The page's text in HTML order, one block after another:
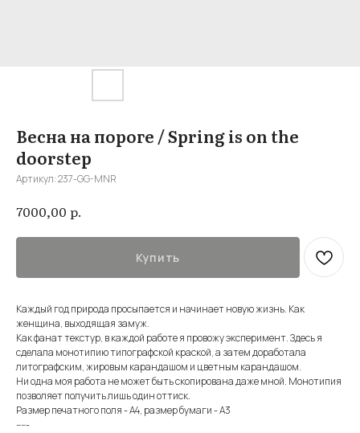
Весна на пороге / Spring is on the
doorstep
Артикул:237-GG-MNR
7000,00 р.
Купить
Каждый год природа просыпается и начинает новую жизнь. Как
женщина, выходящая замуж.
Как фанат текстур, в каждой работе я провожу эксперимент. Здесь я
сделала монотипию типографской краской, а затем доработала
литографским, жировым карандашом и цветным карандашом.
Ни одна моя работа не может быть скопирована даже мной. Монотипия
позволяет получить лишь один оттиск.
Размер печатного поля - А4, размер бумаги - А3
-----